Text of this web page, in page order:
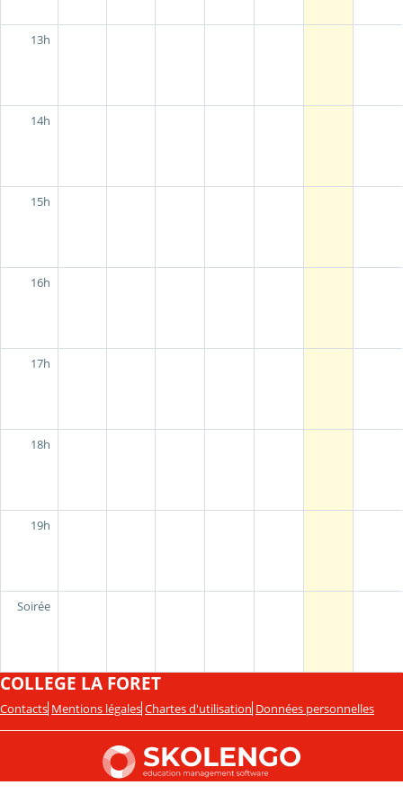
13h
14h
15h
16h
17h
18h
19h
Soirée
COLLEGE LA FORET
Contacts Mentions légales Chartes d'utilisation Données personnelles